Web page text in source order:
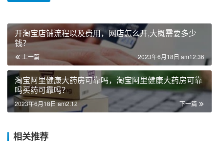
开淘宝店铺流程以及费用，网店怎么开,大概需要多少
钱？
上一篇 2023年6月18日 am12:36
淘宝阿里健康大药房可靠吗，淘宝阿里健康大药房可靠
吗买药可靠吗？
下一篇
2023年6月18日 am2:12
相关推荐